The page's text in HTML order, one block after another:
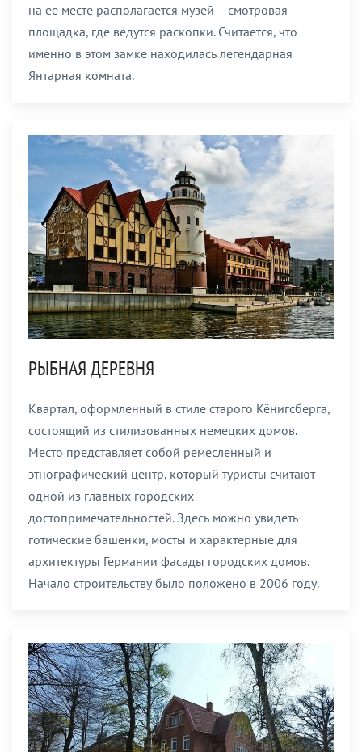
на ее месте располагается музей – смотровая
площадка, где ведутся раскопки. Считается, что
именно в этом замке находилась легендарная
Янтарная комната.
РЫБНАЯ ДЕРЕВНЯ
Квартал, оформленный в стиле старого Кёнигсберга,
состоящий из стилизованных немецких домов.
Место представляет собой ремесленный и
этнографический центр, который туристы считают
одной из главных городских
достопримечательностей. Здесь можно увидеть
готические башенки, мосты и характерные для
архитектуры Германии фасады городских домов.
Начало строительству было положено в 2006 году.